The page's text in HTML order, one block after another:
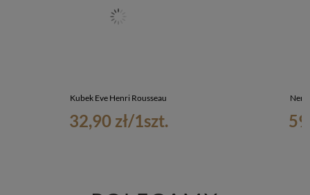
Kubek Eve Henri Rousseau
32,90 zł/1szt.